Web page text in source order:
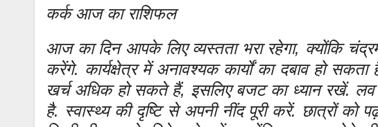
कर्क आज का राशिफल
आज का दिन आपके लिए व्यस्तता भरा रहेगा, क्योंकि
करेंगे. कार्यक्षेत्र में अनावश्यक कार्यों का दबाव हो
खर्च अधिक हो सकते हैं, इसलिए बजट का ध्यान रखें.
है. स्वास्थ्य की दृष्टि से अपनी नींद पूरी करें. छात्रों